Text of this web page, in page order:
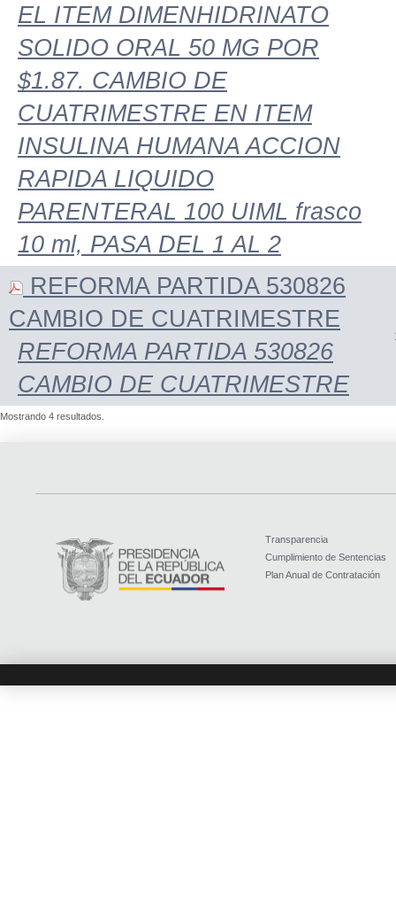
EL ITEM DIMENHIDRINATO
SOLIDO ORAL 50 MG POR
$1.87. CAMBIO DE
CUATRIMESTRE EN ITEM
INSULINA HUMANA ACCION
RAPIDA LIQUIDO
PARENTERAL 100 UIML frasco
10 ml, PASA DEL 1 AL 2
REFORMA PARTIDA 530826
CAMBIO DE CUATRIMESTRE
REFORMA PARTIDA 530826
CAMBIO DE CUATRIMESTRE
Mostrando 4 resultados.
Transparencia
Cumplimiento de Sentencias
Plan Anual de Contratación